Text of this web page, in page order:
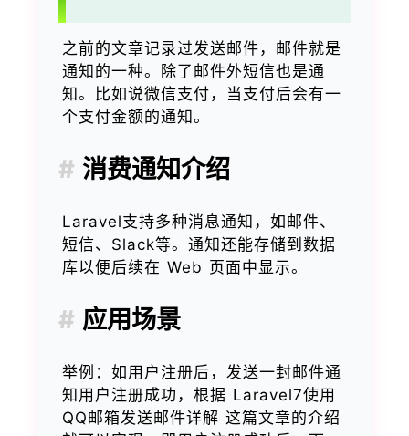
之前的文章记录过发送邮件，邮件就是
通知的一种。除了邮件外短信也是通
知。比如说微信支付，当支付后会有一
个支付金额的通知。
消费通知介绍
Laravel支持多种消息通知，如邮件、
短信、Slack等。通知还能存储到数据
库以便后续在 Web 页面中显示。
应用场景
举例：如用户注册后，发送一封邮件通
知用户注册成功，根据 Laravel7使用
QQ邮箱发送邮件详解 这篇文章的介绍